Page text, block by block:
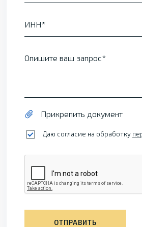
ИНН
Опишите ваш запрос
Прикрепить документ
Даю согласие на обработку
ОТПРАВИТЬ